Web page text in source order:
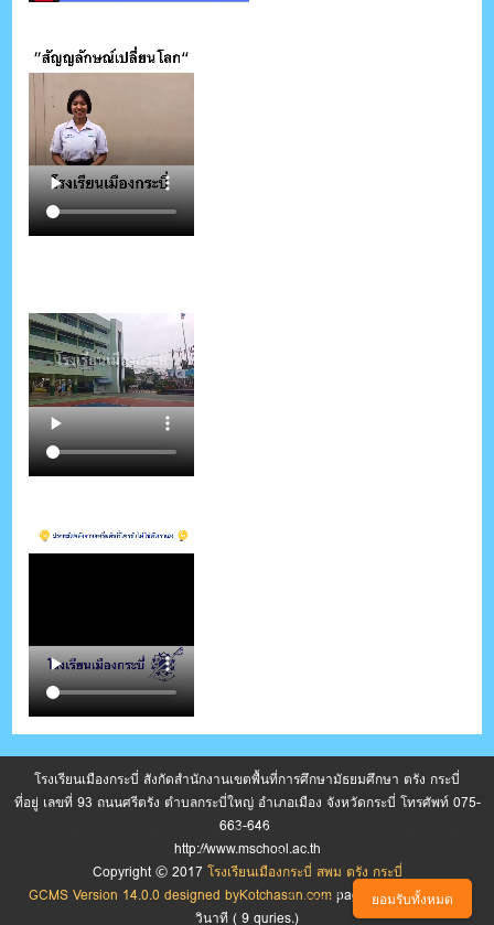
โรงเรียนเมืองกระบี่ สังกัดสำนักงานเขตพื้นที่การศึกษามัธยมศึกษา ตรัง กระบี่
ที่อยู่ เลขที่ 93 ถนนศรีตรัง ตำบลกระบี่ใหญ่ อำเภอเมือง จังหวัดกระบี่ โทรศัพท์ 075-
663-646
http://www.mschool.ac.th
Copyright © 2017 โรงเรียนเมืองกระบี่ สพม ตรัง กระบี่
GCMS Version 14.0.0 designed byKotchasan.com page process0.0336
วินาที ( 9 quries.)
เว็บไซต์นี้มีการใช้คุกกี้เพื่อปรับปรุงการให้บริการ หากต้องการข้อมูลเพิ่มเติมเกี่ยว
กับการใช้คุกกี้ของเรา โปรดดู นโยบายความเป็นส่วนตัว
ตั้งค่าคุกกี้ ยอมรับทั้งหมด